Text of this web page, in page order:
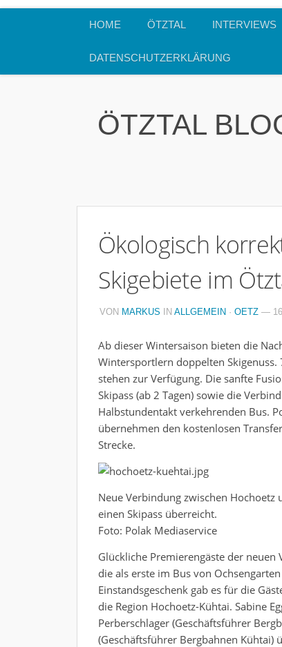
HOME ÖTZTAL INTERVIEWS
DATENSCHUTZERKLÄRUNG
ÖTZTAL
Ökologisch
Skigebiete im
VON MARKUS IN ALLGEMEIN · OETZ — 16
Ab dieser Wintersaison bieten die
Wintersportlern doppelten
stehen zur Verfügung. Die sanfte
Skipass (ab 2 Tagen) sowie die
Halbstundentakt verkehrenden Bus.
übernehmen den kostenlosen
Strecke.
Neue Verbindung zwischen Hochoetz
einen Skipass überreicht.
Foto: Polak Mediaservice
Glückliche Premierengäste der
die als erste im Bus von
Einstandsgeschenk gab es für die
die Region Hochoetz-Kühtai. Sabine
Perberschlager (Geschäftsführer
(Geschäftsführer Bergbahnen Kühtai)